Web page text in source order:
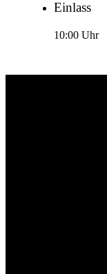
Einlass
10:00 Uhr